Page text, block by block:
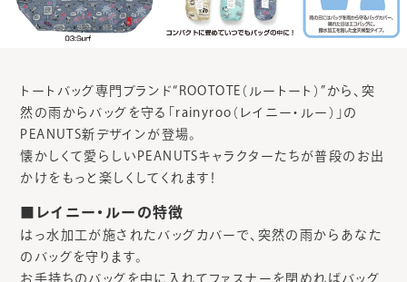
トートバッグ専門ブランド“ROOTOTE（ルートート）”から、突
然の雨からバッグを守る「rainyroo（レイニー・ルー）」の
PEANUTS新デザインが登場。
懐かしくて愛らしいPEANUTSキャラクターたちが普段のお出
かけをもっと楽しくしてくれます！
■レイニー・ルーの特徴
はっ水加工が施されたバッグカバーで、突然の雨からあなた
のバッグを守ります。
お手持ちのバッグを中に入れてファスナーを閉めればバッグ